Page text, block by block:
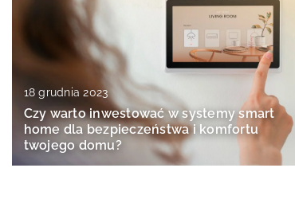
18 grudnia 2023
Czy warto inwestować w systemy smart
home dla bezpieczeństwa i komfortu
twojego domu?